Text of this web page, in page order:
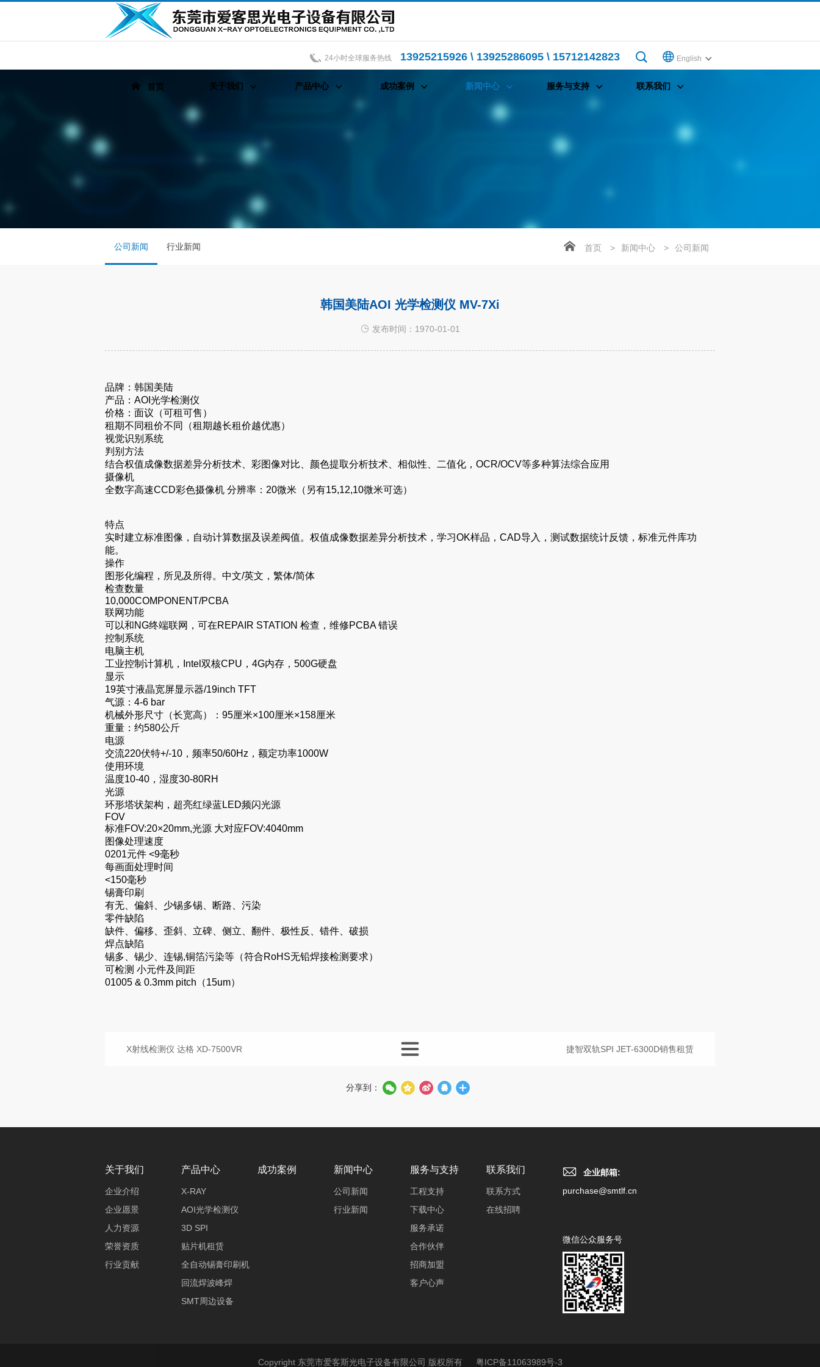
English
24小时全球服务热线 13925215926 \ 13925286095 \ 15712142823
首页 关于我们 产品中心 成功案例 新闻中心 服务与支持 联系我们
公司新闻 行业新闻 首页 > 新闻中心 > 公司新闻
韩国美陆AOI 光学检测仪 MV-7Xi
发布时间：1970-01-01
品牌：韩国美陆
产品：AOI光学检测仪
价格：面议（可租可售）
租期不同租价不同（租期越长租价越优惠）
视觉识别系统
判别方法
结合权值成像数据差异分析技术、彩图像对比、颜色提取分析技术、相似性、二值化，OCR/OCV等多种算法综合应用
摄像机
全数字高速CCD彩色摄像机 分辨率：20微米（另有15,12,10微米可选）
特点
实时建立标准图像，自动计算数据及误差阀值。权值成像数据差异分析技术，学习OK样品，CAD导入，测试数据统计反馈，标准元件库功
能。
操作
图形化编程，所见及所得。中文/英文，繁体/简体
检查数量
10,000COMPONENT/PCBA
联网功能
可以和NG终端联网，可在REPAIR STATION 检查，维修PCBA 错误
控制系统
电脑主机
工业控制计算机，Intel双核CPU，4G内存，500G硬盘
显示
19英寸液晶宽屏显示器/19inch TFT
气源：4-6 bar
机械外形尺寸（长宽高）：95厘米×100厘米×158厘米
重量：约580公斤
电源
交流220伏特+/-10，频率50/60Hz，额定功率1000W
使用环境
温度10-40，湿度30-80RH
光源
环形塔状架构，超亮红绿蓝LED频闪光源
FOV
标准FOV:20×20mm,光源 大对应FOV:4040mm
图像处理速度
0201元件 <9毫秒
每画面处理时间
<150毫秒
锡膏印刷
有无、偏斜、少锡多锡、断路、污染
零件缺陷
缺件、偏移、歪斜、立碑、侧立、翻件、极性反、错件、破损
焊点缺陷
锡多、锡少、连锡,铜箔污染等（符合RoHS无铅焊接检测要求）
可检测 小元件及间距
01005 & 0.3mm pitch（15um）
X射线检测仪 达格 XD-7500VR 捷智双轨SPI JET-6300D销售租赁
分享到：
关于我们
企业介绍
企业愿景
人力资源
荣誉资质
行业贡献
产品中心
X-RAY
AOI光学检测仪
3D SPI
贴片机租赁
全自动锡膏印刷机
回流焊波峰焊
SMT周边设备
成功案例 新闻中心
公司新闻
行业新闻
服务与支持
工程支持
下载中心
服务承诺
合作伙伴
招商加盟
客户心声
联系我们
联系方式
在线招聘
企业邮箱:
purchase@smtlf.cn
微信公众服务号
Copyright 东莞市爱客斯光电子设备有限公司 版权所有 粤ICP备11063989号-3